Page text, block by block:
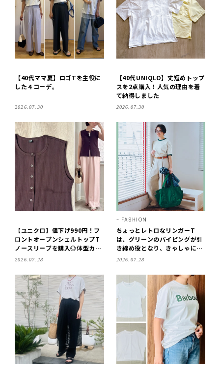
【40代ママ夏】ロゴTを主役に
した４コーデ。
2026.07.30
【40代UNIQLO】丈短めトップ
スを2点購入！人気の理由を着
て納得しました
2026.07.30
【ユニクロ】値下げ990円！フ
ロントオープンシェルトップT
ノースリーブを購入◎体型カバ
ーも叶う大人ブラウントップス
2026.07.28
FASHION
ちょっとレトロなリンガーT
は、グリーンのパイピングが引
き締め役となり、きゃしゃに見
えるスタイルアップ効果あり！
2026.07.28